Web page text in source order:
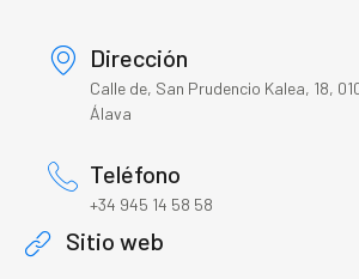
Dirección
Calle de, San Prudencio Kalea, 18,
Álava
Teléfono
+34 945 14 58 58
Sitio web